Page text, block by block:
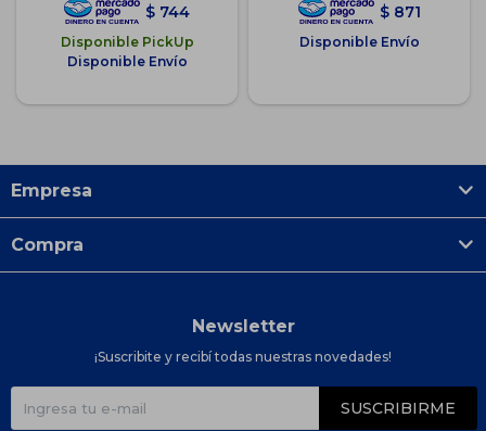
$ 744
Disponible PickUp
Disponible Envío
$ 871
Disponible Envío
Empresa
Compra
Newsletter
¡Suscribite y recibí todas nuestras novedades!
SUSCRIBIRME